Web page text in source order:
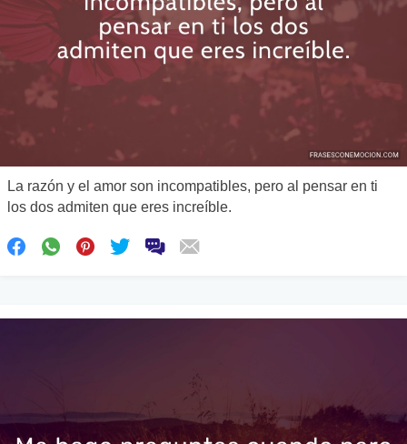
La razón y el amor son incompatibles, pero al pensar en ti
los dos admiten que eres increíble.